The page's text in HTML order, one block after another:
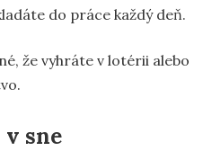
do práce každý deň.
že vyhráte v lotérii alebo
v sne